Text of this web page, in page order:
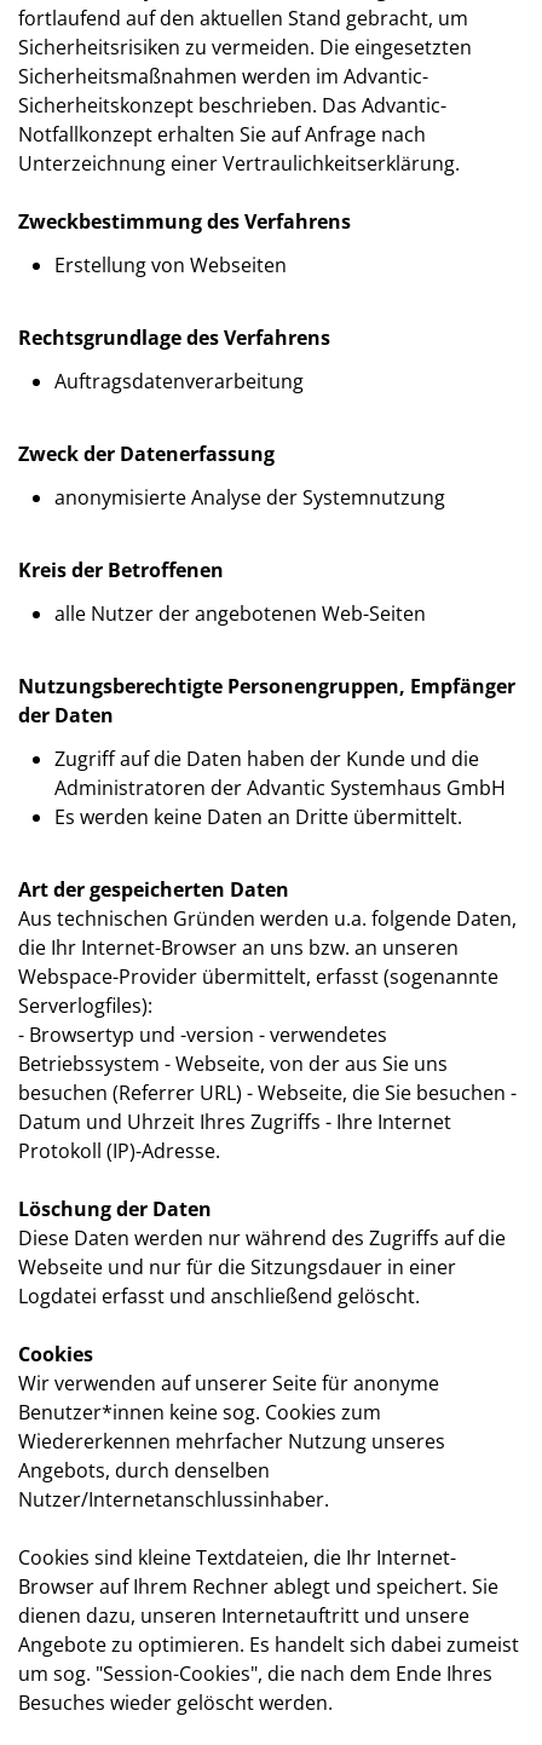
fortlaufend auf den aktuellen Stand gebracht, um
Sicherheitsrisiken zu vermeiden. Die eingesetzten
Sicherheitsmaßnahmen werden im Advantic-
Sicherheitskonzept beschrieben. Das Advantic-
Notfallkonzept erhalten Sie auf Anfrage nach
Unterzeichnung einer Vertraulichkeitserklärung.
Zweckbestimmung des Verfahrens
Erstellung von Webseiten
Rechtsgrundlage des Verfahrens
Auftragsdatenverarbeitung
Zweck der Datenerfassung
anonymisierte Analyse der Systemnutzung
Kreis der Betroffenen
alle Nutzer der angebotenen Web-Seiten
Nutzungsberechtigte Personengruppen, Empfänger
der Daten
Zugriff auf die Daten haben der Kunde und die
Administratoren der Advantic Systemhaus GmbH
Es werden keine Daten an Dritte übermittelt.
Art der gespeicherten Daten
Aus technischen Gründen werden u.a. folgende Daten,
die Ihr Internet-Browser an uns bzw. an unseren
Webspace-Provider übermittelt, erfasst (sogenannte
Serverlogfiles):
- Browsertyp und -version - verwendetes
Betriebssystem - Webseite, von der aus Sie uns
besuchen (Referrer URL) - Webseite, die Sie besuchen -
Datum und Uhrzeit Ihres Zugriffs - Ihre Internet
Protokoll (IP)-Adresse.
Löschung der Daten
Diese Daten werden nur während des Zugriffs auf die
Webseite und nur für die Sitzungsdauer in einer
Logdatei erfasst und anschließend gelöscht.
Cookies
Wir verwenden auf unserer Seite für anonyme
Benutzer*innen keine sog. Cookies zum
Wiedererkennen mehrfacher Nutzung unseres
Angebots, durch denselben
Nutzer/Internetanschlussinhaber.
Cookies sind kleine Textdateien, die Ihr Internet-
Browser auf Ihrem Rechner ablegt und speichert. Sie
dienen dazu, unseren Internetauftritt und unsere
Angebote zu optimieren. Es handelt sich dabei zumeist
um sog. "Session-Cookies", die nach dem Ende Ihres
Besuches wieder gelöscht werden.